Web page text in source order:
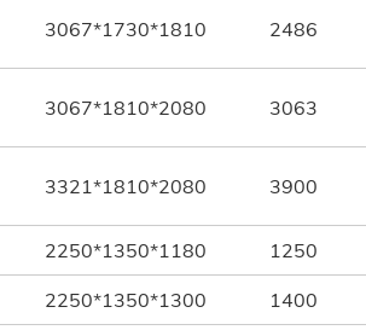
3067*1730*1810 2486
3067*1810*2080 3063
3321*1810*2080 3900
2250*1350*1180 1250
2250*1350*1300 1400